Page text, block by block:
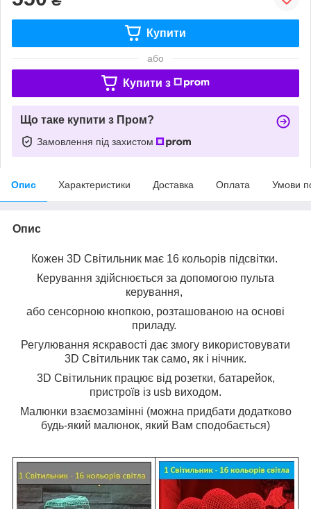
Купити
або
Купити з
Що таке купити з Пром?
Замовлення під захистом
Опис Характеристики Доставка Оплата Умови
Опис
Кожен 3D Світильник має 16 кольорів підсвітки.
Керування здійснюється за допомогою пульта
керування,
або сенсорною кнопкою, розташованою на основі
приладу.
Регулювання яскравості дає змогу використовувати
3D Світильник так само, як і нічник.
3D Світильник працює від розетки, батарейок,
пристроїв із usb виходом.
Малюнки взаємозамінні (можна придбати додатково
будь-який малюнок, який Вам сподобається)